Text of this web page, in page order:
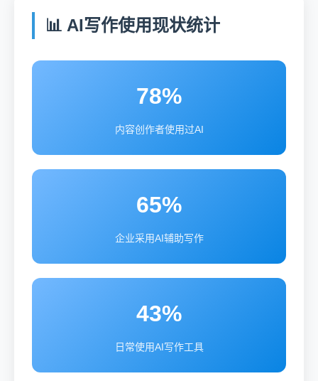
📊 AI写作使用现状统计
78%
内容创作者使用过AI
65%
企业采用AI辅助写作
43%
日常使用AI写作工具